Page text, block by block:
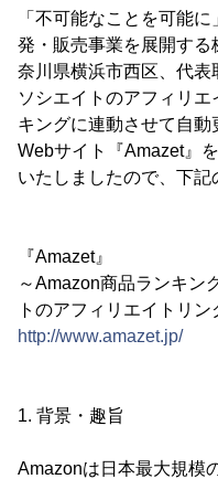
「不可能なことを可能
発・販売事業を展開す
奈川県横浜市西区、代
ソシエイトのアフィリ
キングに連動させて自
Webサイト『Amazet』
いたしましたので、下記
『Amazet』
～Amazon商品ランキン
トのアフィリエイトリ
http://www.amazet.jp/
1. 背景・趣旨
Amazonは日本最大規模